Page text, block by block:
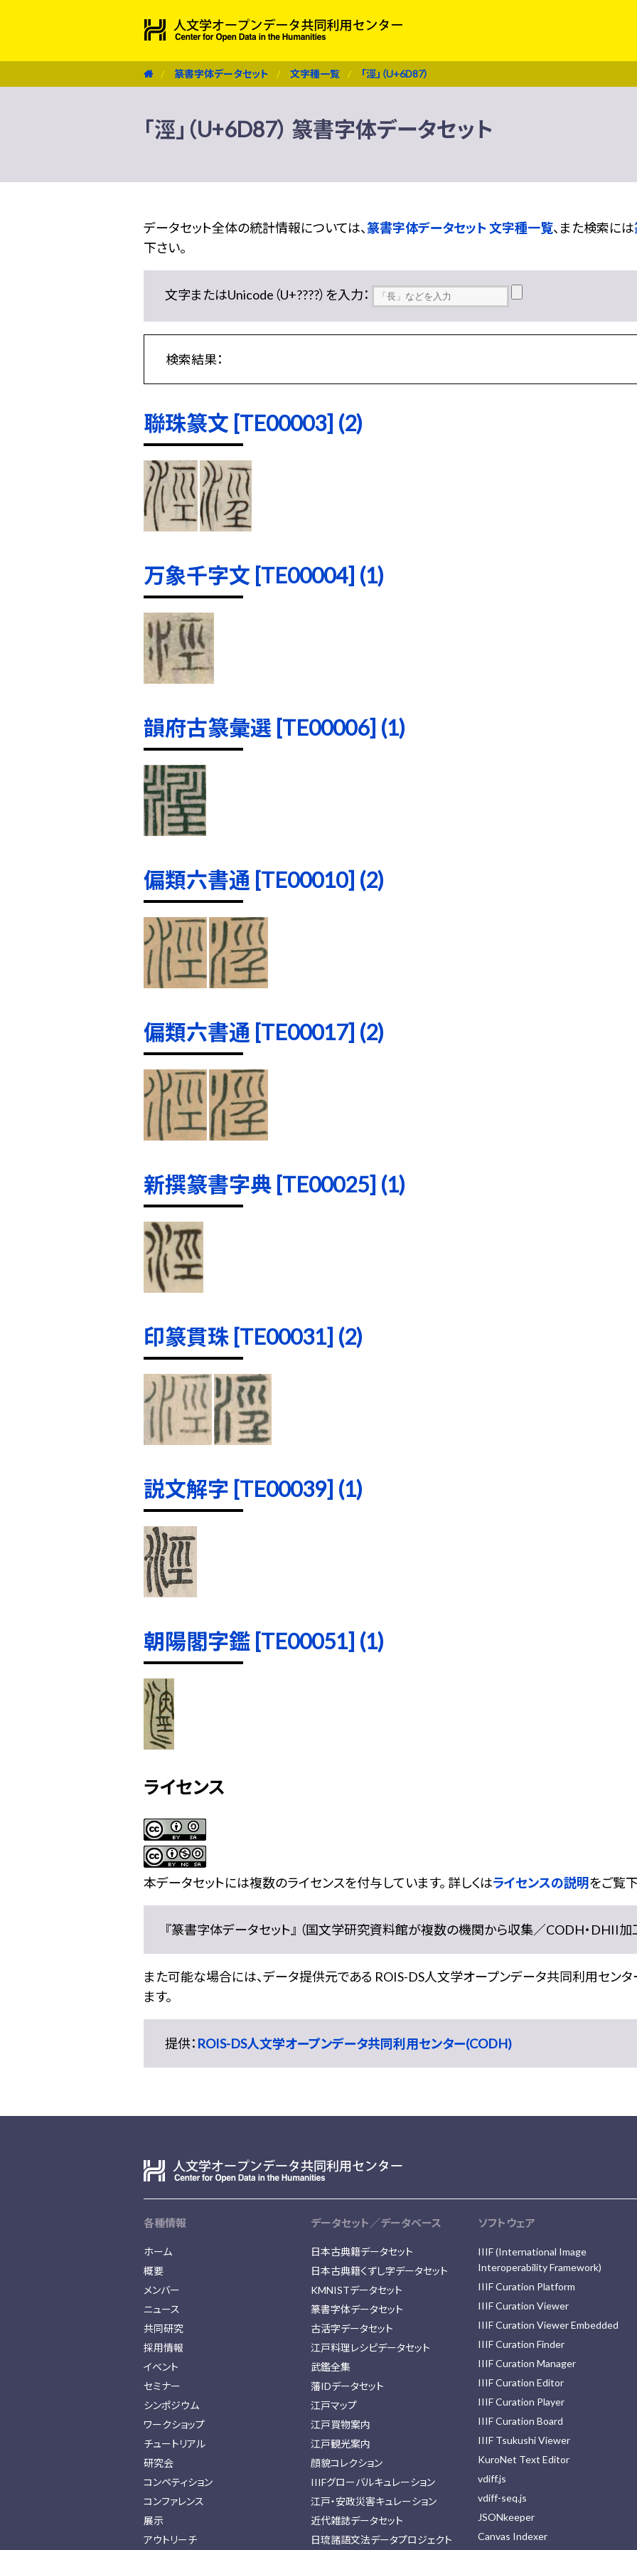
篆書字体データセット 文字種一覧 「涇」（U+6D87）
「涇」（U+6D87） 篆書字体データセット
データセット全体の統計情報については、篆書字体データセット 文字種一覧、また検索には
下さい。
文字またはUnicode（U+????）を入力：
検索結果：
聯珠篆文 [TE00003] (2)
万象千字文 [TE00004] (1)
韻府古篆彙選 [TE00006] (1)
偏類六書通 [TE00010] (2)
偏類六書通 [TE00017] (2)
新撰篆書字典 [TE00025] (1)
印篆貫珠 [TE00031] (2)
説文解字 [TE00039] (1)
朝陽閣字鑑 [TE00051] (1)
ライセンス
本データセットには複数のライセンスを付与しています。 詳しくはライセンスの説明をご覧
『篆書字体データセット』 （国文学研究資料館が複数の機関から収集／CODH・DHII
また可能な場合には、データ提供元である ROIS-DS人文学オープンデータ共同利用セン
ます。
提供： ROIS-DS人文学オープンデータ共同利用センター(CODH)
各種情報
ホーム
概要
メンバー
ニュース
共同研究
採用情報
イベント
セミナー
シンポジウム
ワークショップ
チュートリアル
研究会
コンペティション
コンファレンス
展示
アウトリーチ
データセット／データベース
日本古典籍データセット
日本古典籍くずし字データセット
KMNISTデータセット
篆書字体データセット
古活字データセット
江戸料理レシピデータセット
武鑑全集
藩IDデータセット
江戸マップ
江戸買物案内
江戸観光案内
顔貌コレクション
IIIFグローバルキュレーション
江戸・安政災害キュレーション
近代雑誌データセット
日琉諸語文法データプロジェクト
ソフトウェア
IIIF (International Image
Interoperability Framework)
IIIF Curation Platform
IIIF Curation Viewer
IIIF Curation Viewer Embedded
IIIF Curation Finder
IIIF Curation Manager
IIIF Curation Editor
IIIF Curation Player
IIIF Curation Board
IIIF Tsukushi Viewer
KuroNet Text Editor
vdiff.js
vdiff-seq.js
JSONkeeper
Canvas Indexer